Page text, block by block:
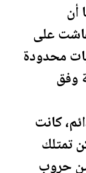
أن
على
محدودة
وفق
كانت
تمتلك
حروب